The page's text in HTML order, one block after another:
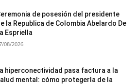
de posesión del presidente
la Republica de Colombia Abelardo De
Espriella
08/2026
hiperconectividad pasa factura a la
mental: cómo protegerla de la